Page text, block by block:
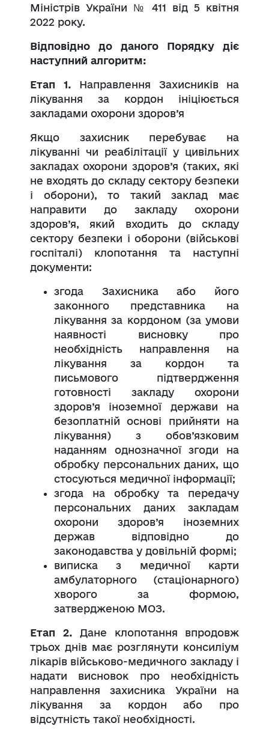
Міністрів України № 411 від 5 квітня
2022 року.
Відповідно до даного Порядку діє
наступний алгоритм:
Етап 1. Направлення Захисників на
лікування за кордон ініціюється
закладами охорони здоров’я
Якщо захисник перебуває на
лікуванні чи реабілітації у цивільних
закладах охорони здоров’я (таких, які
не входять до складу сектору безпеки
і оборони), то такий заклад має
направити до закладу охорони
здоров’я, який входить до складу
сектору безпеки і оборони (військові
госпіталі) клопотання та наступні
документи:
згода Захисника або його
законного представника на
лікування за кордоном (за умови
наявності висновку про
необхідність направлення на
лікування за кордон та
письмового підтвердження
готовності закладу охорони
здоров’я іноземної держави на
безоплатній основі прийняти на
лікування) з обов’язковим
наданням однозначної згоди на
обробку персональних даних, що
стосуються медичної інформації;
згода на обробку та передачу
персональних даних закладам
охорони здоров’я іноземних
держав відповідно до
законодавства у довільній формі;
виписка з медичної карти
амбулаторного (стаціонарного)
хворого за формою,
затвердженою МОЗ.
Етап 2. Дане клопотання впродовж
трьох днів має розглянути консиліум
лікарів військово-медичного закладу і
надати висновок про необхідність
направлення захисника України на
лікування за кордон або про
відсутність такої необхідності.